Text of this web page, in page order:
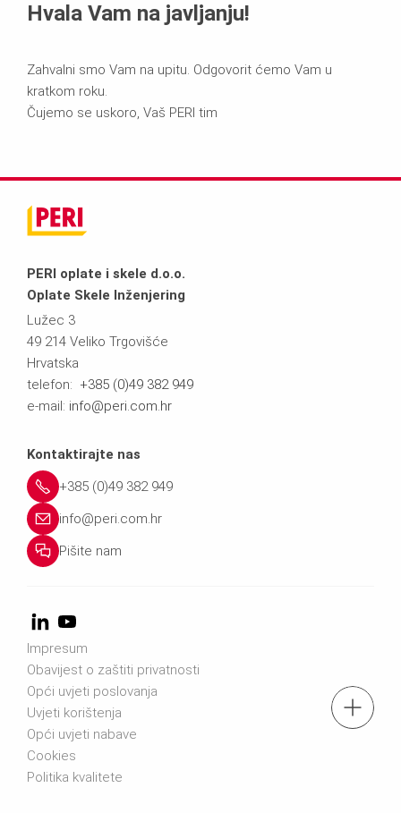
Tel.: +385 49 382 949
Hvala Vam na javljanju!
Zahvalni smo Vam na upitu. Odgovorit ćemo Vam u
kratkom roku.
Čujemo se uskoro, Vaš PERI tim
PERI oplate i skele d.o.o.
Oplate Skele Inženjering
Lužec 3
49 214 Veliko Trgovišće
Hrvatska
telefon: +385 (0)49 382 949
e-mail: info@peri.com.hr
Kontaktirajte nas
+385 (0)49 382 949
info@peri.com.hr
Pišite nam
Impresum
Obavijest o zaštiti privatnosti
Opći uvjeti poslovanja
Uvjeti korištenja
Opći uvjeti nabave
Cookies
Politika kvalitete